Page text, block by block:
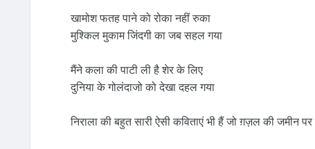
खामोश फतह पाने को रोका नहीं रुका
मुश्किल मुकाम जिंदगी का जब सहल गया
मैंने कला की पाटी ली है शेर के लिए
दुनिया के गोलंदाजो को देखा दहल गया
निराला की बहुत सारी ऐसी कविताएं भी हैं जो ग़ज़ल की जमीन